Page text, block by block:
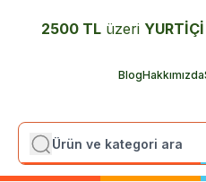
2500 TL üzeri
BlogHakkımızda